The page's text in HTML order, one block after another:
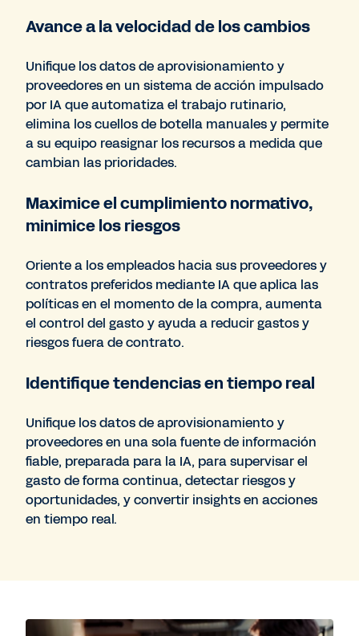
Avance a la velocidad de los cambios
Unifique los datos de aprovisionamiento y
proveedores en un sistema de acción impulsado
por IA que automatiza el trabajo rutinario,
elimina los cuellos de botella manuales y permite
a su equipo reasignar los recursos a medida que
cambian las prioridades.
Maximice el cumplimiento normativo,
minimice los riesgos
Oriente a los empleados hacia sus proveedores y
contratos preferidos mediante IA que aplica las
políticas en el momento de la compra, aumenta
el control del gasto y ayuda a reducir gastos y
riesgos fuera de contrato.
Identifique tendencias en tiempo real
Unifique los datos de aprovisionamiento y
proveedores en una sola fuente de información
fiable, preparada para la IA, para supervisar el
gasto de forma continua, detectar riesgos y
oportunidades, y convertir insights en acciones
en tiempo real.